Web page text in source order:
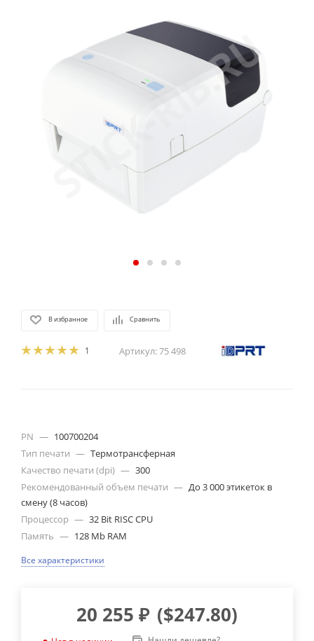
В избранное Сравнить
1 Артикул:75 498
PN — 100700204
Тип печати — Термотрансферная
Качество печати (dpi) — 300
Рекомендованный объем печати — До 3 000 этикеток в
смену (8 часов)
Процессор — 32 Bit RISC CPU
Память — 128 Mb RAM
Все характеристики
20 255 ₽ ($247.80)